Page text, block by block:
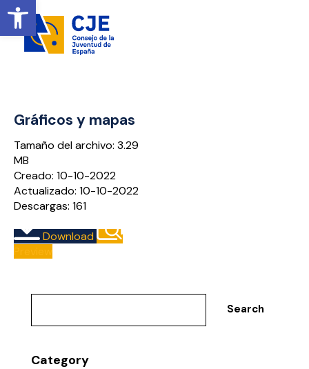
Open toolbar
Gráficos y mapas
Tamaño del archivo: 3.29
MB
Creado: 10-10-2022
Actualizado: 10-10-2022
Descargas: 161
Download
Search
Category